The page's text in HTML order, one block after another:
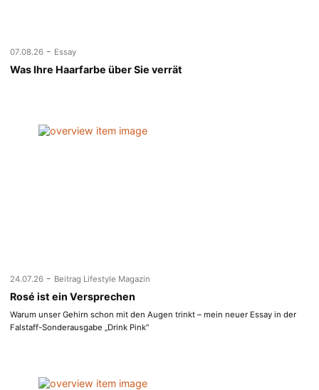
07.08.26 - Essay
Was Ihre Haarfarbe über Sie verrät
24.07.26 - Beitrag Lifestyle Magazin
Rosé ist ein Versprechen
Warum unser Gehirn schon mit den Augen trinkt – mein neuer Essay in der
Falstaff-Sonderausgabe „Drink Pink“